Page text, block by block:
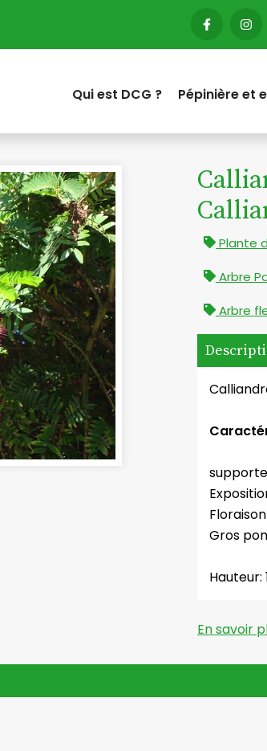
Qui est DCG ? Pépinière et
Plante
Arbre
Arbre
Gros
Hauteur:
En savoir